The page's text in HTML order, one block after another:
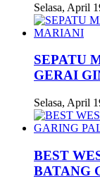
Selasa, April
SEPATU
GERAI
Selasa, April
BEST
BATANG